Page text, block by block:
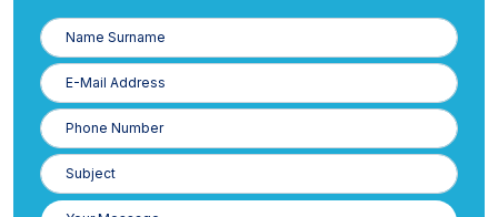
Name
Surname
E-
Posta
Phone
Number